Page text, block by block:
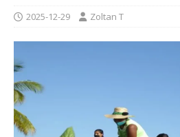
2025-12-29 Zoltan T